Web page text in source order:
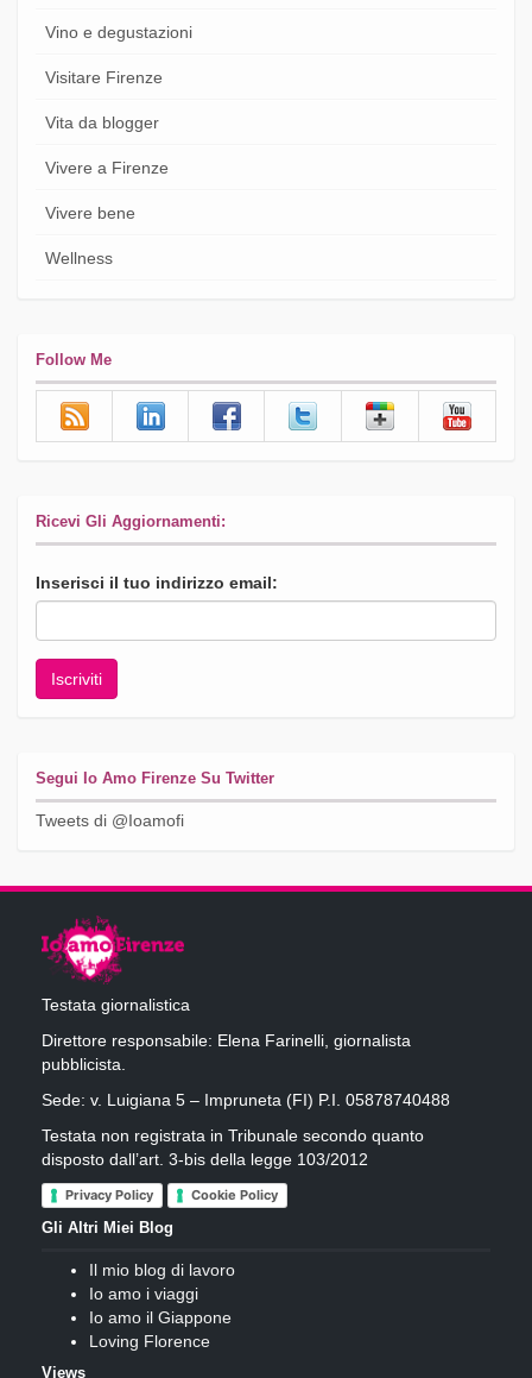
Vino e degustazioni
Visitare Firenze
Vita da blogger
Vivere a Firenze
Vivere bene
Wellness
Follow Me
Ricevi Gli Aggiornamenti:
Inserisci il tuo indirizzo email:
Segui Io Amo Firenze Su Twitter
Tweets di @Ioamofi
Testata giornalistica
Direttore responsabile: Elena Farinelli, giornalista
pubblicista.
Sede: v. Luigiana 5 – Impruneta (FI) P.I. 05878740488
Testata non registrata in Tribunale secondo quanto
disposto dall’art. 3-bis della legge 103/2012
Privacy Policy Cookie Policy
Gli Altri Miei Blog
Il mio blog di lavoro
Io amo i viaggi
Io amo il Giappone
Loving Florence
Views